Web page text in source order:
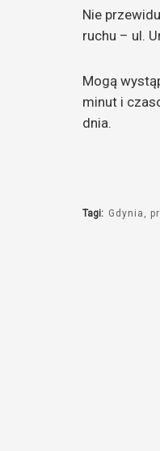
Nie
ruchu – ul.
Mogą
minut i
dnia.
Tagi: Gdynia